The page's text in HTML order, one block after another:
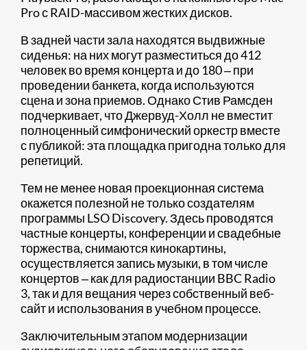
Pro с RAID-массивом жестких дисков.
В задней части зала находятся выдвижные
сиденья: на них могут разместиться до 412
человек во время концерта и до 180 ‒ при
проведении банкета, когда используются
сцена и зона приемов. Однако Стив Рамсден
подчеркивает, что Джервуд-Холл не вместит
полноценный симфонический оркестр вместе
с публикой: эта площадка пригодна только для
репетиций.
Тем не менее новая проекционная система
окажется полезной не только создателям
программы LSO Discovery. Здесь проводятся
частные концерты, конференции и свадебные
торжества, снимаются кинокартины,
осуществляется запись музыки, в том числе
концертов ‒ как для радиостанции BBC Radio
3, так и для вещания через собственный веб-
сайт и использования в учебном процессе.
Заключительным этапом модернизации